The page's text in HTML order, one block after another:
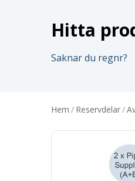
Hitta
Saknar du regnr?
Hem / Reservdelar/